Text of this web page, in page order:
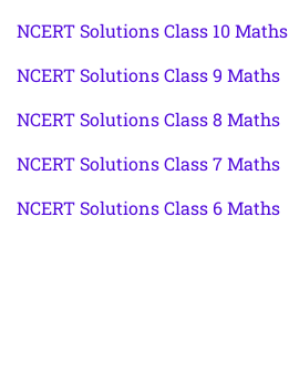
NCERT Solutions Class 10 Maths
NCERT Solutions Class 9 Maths
NCERT Solutions Class 8 Maths
NCERT Solutions Class 7 Maths
NCERT Solutions Class 6 Maths